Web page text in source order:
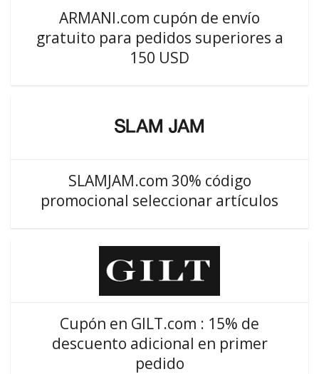
ARMANI.com cupón de envío
gratuito para pedidos superiores a
150 USD
SLAMJAM.com 30% código
promocional seleccionar artículos
Cupón en GILT.com : 15% de
descuento adicional en primer
pedido